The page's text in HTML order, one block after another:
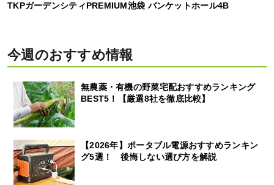
TKPガーデンシティPREMIUM池袋 バンケットホール4B
今週のおすすめ情報
無農薬・有機の野菜宅配おすすめランキング
BEST5！【厳選8社を徹底比較】
【2026年】ポータブル電源おすすめランキン
グ5選！ 後悔しない選び方を解説